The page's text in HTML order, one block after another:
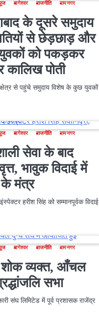
बागेश्वर राजनीति
रामनगर
के दूसरे समुदाय
से छेड़छाड़ और
युवकों को पकड़कर
पोती
क्षेत्र से पहुंचे समुदाय विशेष के कुछ युवकों
बागेश्वर राजनीति
रामनगर
सेवा के बाद
भावुक विदाई में
के मंत्र
हरीश सिंह को सम्मानपूर्वक विदाई
बागेश्वर राजनीति
रामनगर
शोक व्यक्त, आँचल
सभा
लिमिटेड में पूर्व प्रशासक राजेंद्र